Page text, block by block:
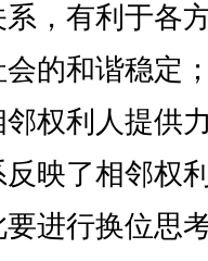
，有利于各
的和谐稳定
权利人提供
映了相邻权
进行换位思